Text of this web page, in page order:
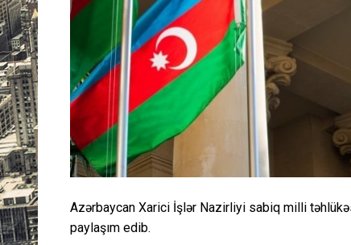
Azərbaycan Xarici İşlər Nazirliyi sabiq milli
paylaşım edib.